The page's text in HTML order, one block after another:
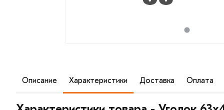
Описание Характеристики Доставка Оплата
Уголок 63х40х5 мм - это востребованный тип